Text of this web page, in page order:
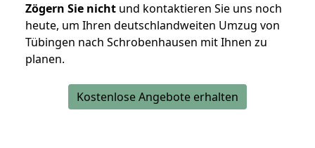
Zögern Sie nicht und kontaktieren Sie uns noch
heute, um Ihren deutschlandweiten Umzug von
Tübingen nach Schrobenhausen mit Ihnen zu
planen.
Kostenlose Angebote erhalten